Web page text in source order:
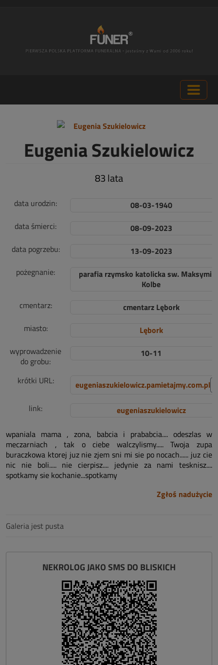
Eugenia Szukielowicz
83 lata
data urodzin:
08-03-1940
data śmierci:
08-09-2023
data pogrzebu:
13-09-2023
pożegnanie:
parafia rzymsko katolicka sw.
Kolbe
cmentarz:
cmentarz Lębork
miasto:
Lębork
wyprowadzenie
do grobu:
10-11
krótki URL:
eugeniaszukielowicz.pamietajmy.com.pl
link:
eugeniaszukielowicz
wpaniala mama , zona, babcia i prababcia.... odeszlas w
meczarniach , tak o ciebe walczylismy..... Twoja zupa
buraczkowa ktorej juz nie zjem sni mi sie po nocach...... juz cie
nic nie boli..... nie cierpisz.... jedynie za nami tesknisz....
spotkamy sie kochanie...spotkamy
Zgłoś nadużycie
Galeria jest pusta
NEKROLOG JAKO SMS DO BLISKICH